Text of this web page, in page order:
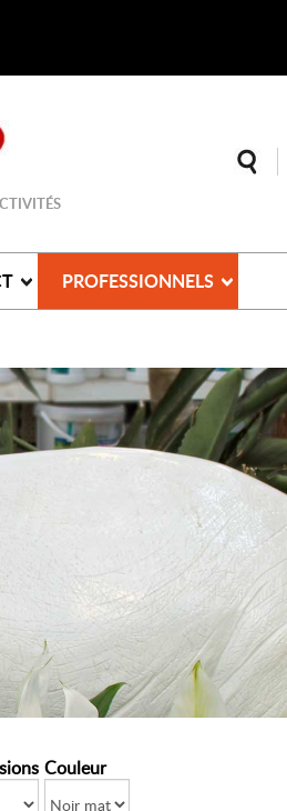
PROFESSIONNELS
Couleur